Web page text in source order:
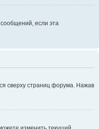
если эта
сверху страниц форума. Нажав